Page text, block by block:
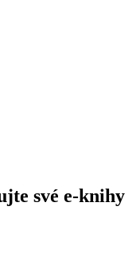
své e-knihy